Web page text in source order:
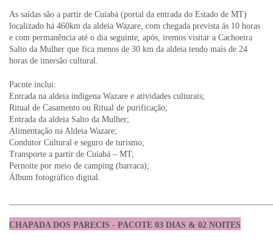
As saídas são a partir de Cuiabá (portal da entrada do Estado de MT)
localizado há 460km da aldeia Wazare, com chegada prevista ás 10 horas
e com permanência até o dia seguinte, após, iremos visitar a Cachoeira
Salto da Mulher que fica menos de 30 km da aldeia tendo mais de 24
horas de imersão cultural.
Pacote inclui:
Entrada na aldeia indígena Wazare e atividades culturais;
Ritual de Casamento ou Ritual de purificação;
Entrada da aldeia Salto da Mulher;
Alimentação na Aldeia Wazare;
Condutor Cultural e seguro de turismo;
Transporte a partir de Cuiabá – MT;
Pernoite por meio de camping (barraca);
Álbum fotográfico digital.
CHAPADA DOS PARECIS - PACOTE 03 DIAS & 02 NOITES